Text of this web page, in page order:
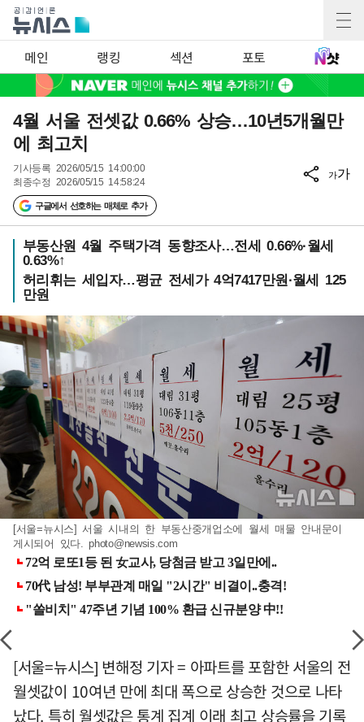
메인 랭킹 섹션 포토
4월 서울 전셋값 0.66% 상승…10년5개월만
에 최고치
기사등록 2026/05/15 14:00:00
최종수정 2026/05/15 14:58:24
구글에서 선호하는 매체로 추가
가가
부동산원 4월 주택가격 동향조사…전세 0.66%·월세
0.63%↑
허리휘는 세입자…평균 전세가 4억7417만원·월세 125
만원
[서울=뉴시스] 서울 시내의 한 부동산중개업소에 월세 매물 안내문이
게시되어 있다.photo@newsis.com
[서울=뉴시스] 변해정 기자 = 아파트를 포함한 서울의 전
월셋값이 10여년 만에 최대 폭으로 상승한 것으로 나타
났다. 특히 월셋값은 통계 집계 이래 최고 상승률을 기록